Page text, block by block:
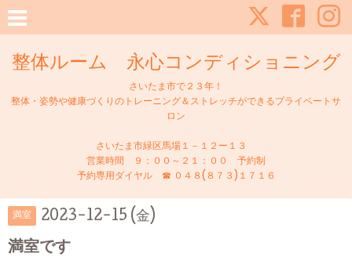
整体ルーム 永心コンディショニング
さいたま市で２３年！
整体・姿勢や健康づくりのトレーニング＆ストレッチができるプライベートサ
ロン
さいたま市緑区馬場１－１２ー１３
営業時間 ９：００～２１：００ 予約制
予約専用ダイヤル ☎ ０４８(８７３)１７１６
満室 2023-12-15 (金)
満室です